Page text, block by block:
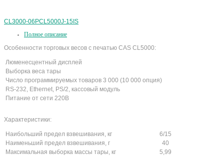
CL3000-06PCL5000J-15IS
Полное описание
Особенности торговых весов с печатью CAS CL5000:
Люменесцентный дисплей
Выборка веса тары
Число программируемых товаров 3 000 (10 000 опция)
RS-232, Ethernet, PS/2, кассовый модуль
Питание от сети 220В
Характеристики:
Наибольший предел взвешивания, кг
6/15
Наименьший предел взвешивания, г
40
Максимальная выборка массы тары, кг
5,99